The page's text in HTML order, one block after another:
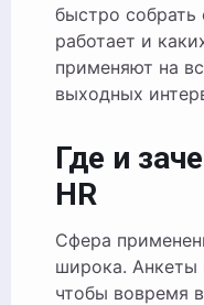
быстро собрать
работает и
применяют на
выходных
Где и
HR
Сфера
широка. Анкеты
чтобы вовремя